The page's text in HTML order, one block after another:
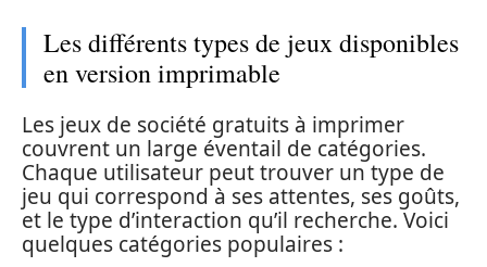
Les différents types de jeux disponibles
en version imprimable
Les jeux de société gratuits à imprimer
couvrent un large éventail de catégories.
Chaque utilisateur peut trouver un type de
jeu qui correspond à ses attentes, ses goûts,
et le type d’interaction qu’il recherche. Voici
quelques catégories populaires :